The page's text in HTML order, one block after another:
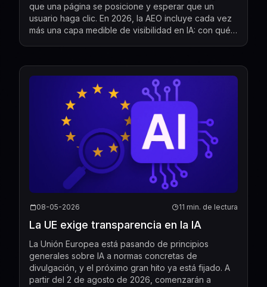
que una página se posicione y esperar que un
usuario haga clic. En 2026, la AEO incluye cada vez
más una capa medible de visibilidad en IA: con qué
08-05-2026 11 min. de lectura
La UE exige transparencia en la IA
La Unión Europea está pasando de principios
generales sobre IA a normas concretas de
divulgación, y el próximo gran hito ya está fijado. A
partir del 2 de agosto de 2026, comenzarán a